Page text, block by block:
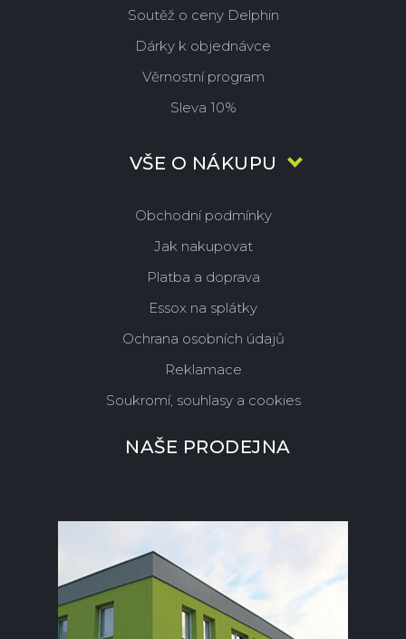
Soutěž o ceny Delphin
Dárky k objednávce
Věrnostní program
Sleva 10%
VŠE O NÁKUPU
Obchodní podmínky
Jak nakupovat
Platba a doprava
Essox na splátky
Ochrana osobních údajů
Reklamace
Soukromí, souhlasy a cookies
NAŠE PRODEJNA